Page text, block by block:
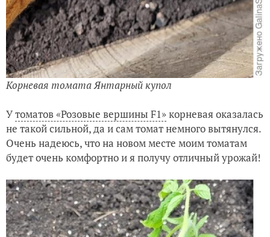
Корневая томата Янтарный купол
Утоматов «Розовые вершины F1»корневая оказалась
не такой сильной, да и сам томат немного вытянулся.
Очень надеюсь, что на новом месте моим томатам
будет очень комфортно и я получу отличный урожай!